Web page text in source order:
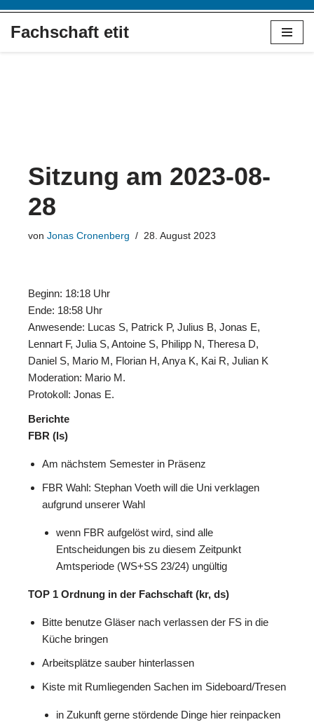
Fachschaft etit
Sitzung am 2023-08-
28
von Jonas Cronenberg 28. August 2023
Beginn: 18:18 Uhr
Ende: 18:58 Uhr
Anwesende: Lucas S, Patrick P, Julius B, Jonas E,
Lennart F, Julia S, Antoine S, Philipp N, Theresa D,
Daniel S, Mario M, Florian H, Anya K, Kai R, Julian K
Moderation: Mario M.
Protokoll: Jonas E.
Berichte
FBR (ls)
Am nächstem Semester in Präsenz
FBR Wahl: Stephan Voeth will die Uni verklagen
aufgrund unserer Wahl
wenn FBR aufgelöst wird, sind alle
Entscheidungen bis zu diesem Zeitpunkt
Amtsperiode (WS+SS 23/24) ungültig
TOP 1 Ordnung in der Fachschaft (kr, ds)
Bitte benutze Gläser nach verlassen der FS in die
Küche bringen
Arbeitsplätze sauber hinterlassen
Kiste mit Rumliegenden Sachen im Sideboard/Tresen
in Zukunft gerne stördende Dinge hier reinpacken